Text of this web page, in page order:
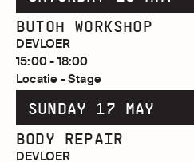
BUTOH WORKSHOP
DEVLOER
15:00 - 18:00
Locatie - Stage
SUNDAY 17 MAY
BODY REPAIR
DEVLOER